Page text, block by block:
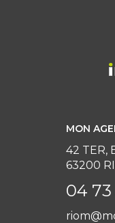
MON
42 TER,
63200
04 73